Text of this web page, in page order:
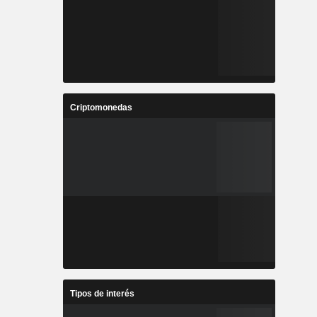
Criptomonedas
Tipos de interés